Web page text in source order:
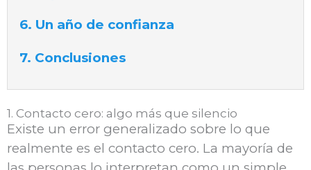
6. Un año de confianza
7. Conclusiones
1. Contacto cero: algo más que silencio
Existe un error generalizado sobre lo que
realmente es el contacto cero. La mayoría de